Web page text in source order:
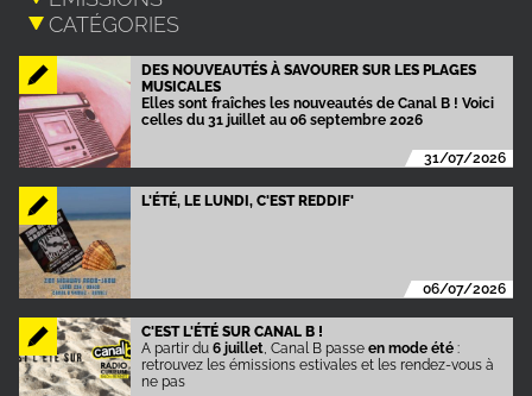
DES NOUVEAUTÉS À SAVOURER SUR LES PLAGES
MUSICALES
Elles sont fraîches les nouveautés de Canal B ! Voici
celles du 31 juillet au 06 septembre 2026
31/07/2026
L'ÉTÉ, LE LUNDI, C'EST REDDIF'
06/07/2026
C'EST L'ÉTÉ SUR CANAL B !
A partir du 6 juillet, Canal B passeen mode été:
retrouvez les émissions estivales et les rendez-vous à
ne pas